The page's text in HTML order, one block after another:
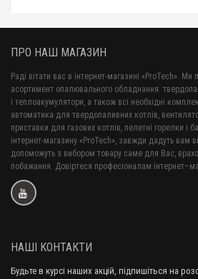
ПРО НАШ МАГАЗИН
Раді вітати вас в інтернет-магазині «ProTech».
асортимент опалювального обладнання:
і теплоакумулятори, а також всі необхідні
автоматика для твердопаливних котлів,
приставки для газових котлів, пелетні горелки і
інтернет-магазину «ProTech», завжди дадуть вам
допоможуть з вибором товару саме для Вас,
побажання. Довіртеся професіоналам
НАШІ КОНТАКТИ
Будьте в курсі наших акцій, підпишіться на